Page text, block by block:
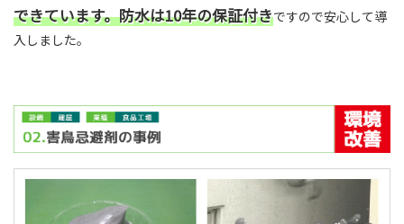
できています。防水は10年の保証付きですので安心して導
入しました。